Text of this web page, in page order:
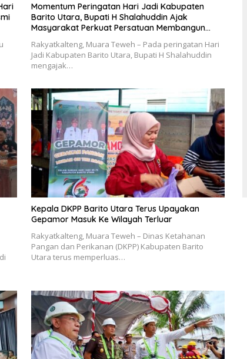
Momentum Peringatan Hari Jadi Kabupaten
Barito Utara, Bupati H Shalahuddin Ajak
Masyarakat Perkuat Persatuan Membangun
Rakyatkalteng, Muara Teweh – Pada peringatan Hari
Jadi Kabupaten Barito Utara, Bupati H Shalahuddin
mengajak…
Kepala DKPP Barito Utara Terus Upayakan
Gepamor Masuk Ke Wilayah Terluar
Rakyatkalteng, Muara Teweh – Dinas Ketahanan
Pangan dan Perikanan (DKPP) Kabupaten Barito
Utara terus memperluas…